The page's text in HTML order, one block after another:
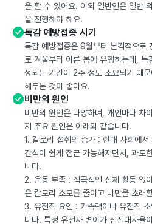
을 할 수 있어요. 이외 일반인은 일반
을 진행해야 해요.
독감 예방접종 시기
독감 예방접종은 9월부터 본격적으로
로 겨울부터 이른 봄에 유행하는데,
성되는 기간이 2주 정도 소요되기 때
해두는 것이 좋아요.
비만의 원인
비만의 원인은 다양하며, 개인마다 차
지 주요 원인은 아래와 같습니다.
1. 칼로리 섭취의 증가 : 현대 사회에서
간식이 쉽게 접근 가능해지면서, 과도
니다.
2. 운동 부족 : 적극적인 신체 활동 없
은 칼로리 소모를 줄이고 비만을 초래
3. 유전적 요인 : 가족력이나 유전적
니다. 특정 유전자 변이가 신진대사율